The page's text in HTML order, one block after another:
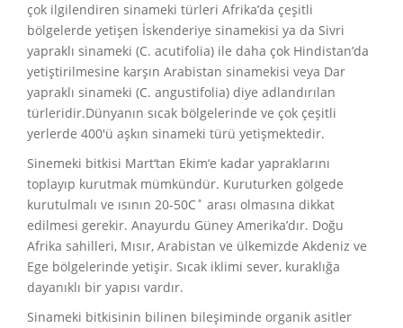
çok ilgilendiren sinameki türleri Afrika’da çeşitli
bölgelerde yetişen İskenderiye sinamekisi ya da Sivri
yapraklı sinameki (C. acutifolia) ile daha çok Hindistan’da
yetiştirilmesine karşın Arabistan sinamekisi veya Dar
yapraklı sinameki (C. angustifolia) diye adlandırılan
türleridir.Dünyanın sıcak bölgelerinde ve çok çeşitli
yerlerde 400′ü aşkın sinameki türü yetişmektedir.
Sinemeki bitkisi Mart‘tan Ekim‘e kadar yapraklarını
toplayıp kurutmak mümkündür. Kuruturken gölgede
kurutulmalı ve ısının 20-50C˚ arası olmasına dikkat
edilmesi gerekir. Anayurdu Güney Amerika’dır. Doğu
Afrika sahilleri, Mısır, Arabistan ve ülkemizde Akdeniz ve
Ege bölgelerinde yetişir. Sıcak iklimi sever, kuraklığa
dayanıklı bir yapısı vardır.
Sinameki bitkisinin bilinen bileşiminde organik asitler